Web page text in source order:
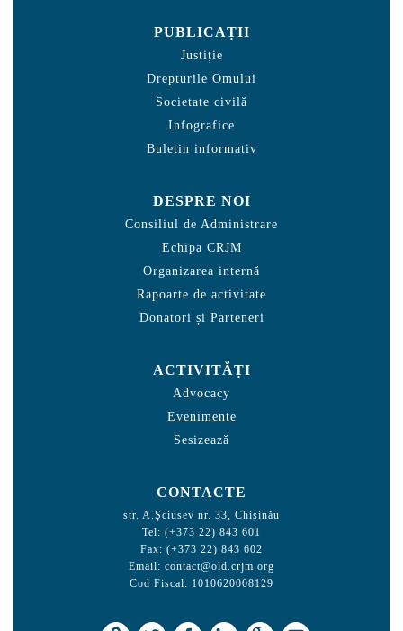
PUBLICAȚII
Justiție
Drepturile Omului
Societate civilă
Infografice
Buletin informativ
DESPRE NOI
Consiliul de Administrare
Echipa CRJM
Organizarea internă
Rapoarte de activitate
Donatori și Parteneri
ACTIVITĂȚI
Advocacy
Evenimente
Sesizează
CONTACTE
str. A.Şciusev nr. 33, Chișinău
Tel: (+373 22) 843 601
Fax: (+373 22) 843 602
Email: contact@old.crjm.org
Cod Fiscal: 1010620008129